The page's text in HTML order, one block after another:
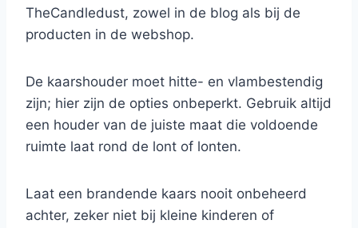
TheCandledust, zowel in de blog als bij de
producten in de webshop.
De kaarshouder moet hitte- en vlambestendig
zijn; hier zijn de opties onbeperkt. Gebruik altijd
een houder van de juiste maat die voldoende
ruimte laat rond de lont of lonten.
Laat een brandende kaars nooit onbeheerd
achter, zeker niet bij kleine kinderen of